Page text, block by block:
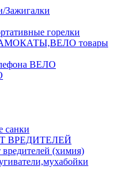
Зажигалки
горелки
товары
ВЕЛО
ВРЕДИТЕЛЕЙ
(химия)